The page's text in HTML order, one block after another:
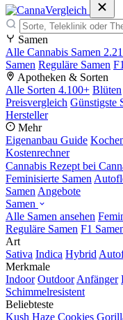
Samen
Alle Cannabis Samen
Samen Reguläre Samen
Apotheken & Sorten
Alle Sorten 4.100+ Blüten
Preisvergleich Günstigste
Hersteller
Mehr
Eigenanbau Guide
Kostenrechner
Cannabis Rezept bei
Feminisierte Samen
Samen Angebote
Samen
Alle Samen ansehen
Reguläre Samen F1
Art
Sativa Indica Hybrid
Merkmale
Indoor Outdoor Anfänger
Schimmelresistent
Beliebteste
Kush Haze Cookies